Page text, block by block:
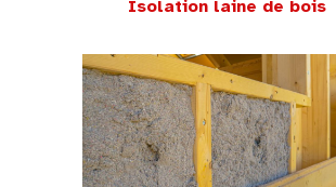
Isolation laine de bois